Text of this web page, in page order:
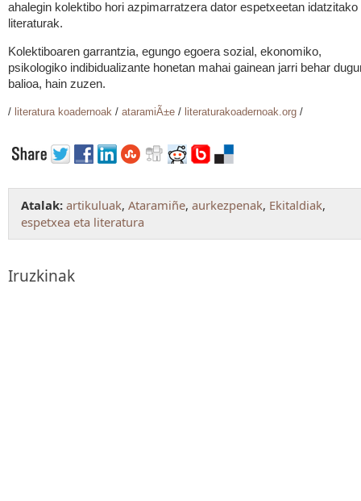
ahalegin kolektibo hori azpimarratzera dator espetxeetan idatzitako
literaturak.
Kolektiboaren garrantzia, egungo egoera sozial, ekonomiko,
psikologiko indibidualizante honetan mahai gainean jarri behar
balioa, hain zuzen.
/ literatura koadernoak / ataramiÃ±e / literaturakoadernoak.org /
Atalak: artikuluak, Ataramiñe, aurkezpenak, Ekitaldiak,
espetxea eta literatura
Iruzkinak